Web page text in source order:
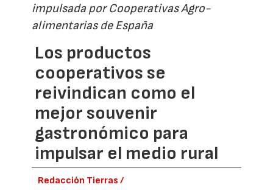
impulsada por Cooperativas Agro-
alimentarias de España
Los productos
cooperativos se
reivindican como el
mejor souvenir
gastronómico para
impulsar el medio rural
Redacción Tierras /